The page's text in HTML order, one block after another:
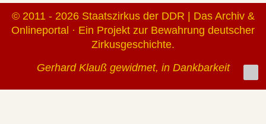
© 2011 - 2026 Staatszirkus der DDR | Das Archiv &
Onlineportal · Ein Projekt zur Bewahrung deutscher
Zirkusgeschichte.
Gerhard Klauß gewidmet, in Dankbarkeit